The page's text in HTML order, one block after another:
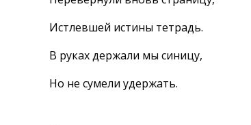
Истлевшей истины тетрадь.
В руках держали мы синицу,
Но не сумели удержать.